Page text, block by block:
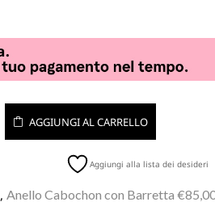
AGGIUNGI AL CARRELLO
Aggiungi alla lista dei desideri
,Anello Cabochon con Barretta